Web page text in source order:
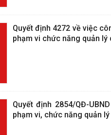
Quyết định 4272 về việc
phạm vi chức năng quản lý
Quyết định 2854/QĐ-
phạm vi, chức năng quản